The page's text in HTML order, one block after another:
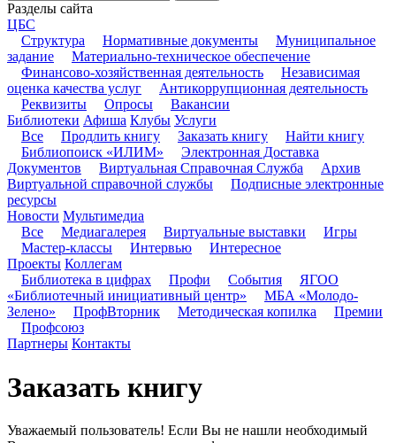
Разделы сайта
ЦБС
Структура
Нормативные документы
Муниципальное
задание
Материально-техническое обеспечение
Финансово-хозяйственная деятельность
Независимая
оценка качества услуг
Антикоррупционная деятельность
Реквизиты
Опросы
Вакансии
Библиотеки Афиша Клубы Услуги
Все
Продлить книгу Заказать книгу
Найти книгу
Библиопоиск «ИЛИМ»
Электронная Доставка
Документов
Виртуальная Справочная Служба
Архив
Виртуальной справочной службы
Подписные электронные
ресурсы
Новости Мультимедиа
Все
Медиагалерея Виртуальные выставки
Игры
Мастер-классы
Интервью
Интересное
Проекты Коллегам
Библиотека в цифрах
Профи События
ЯГОО
«Библиотечный инициативный центр»
МБА «Молодо-
Зелено»
ПрофВторник Методическая копилка
Премии
Профсоюз
Партнеры Контакты
Заказать книгу
Уважаемый пользователь! Если Вы не нашли необходимый